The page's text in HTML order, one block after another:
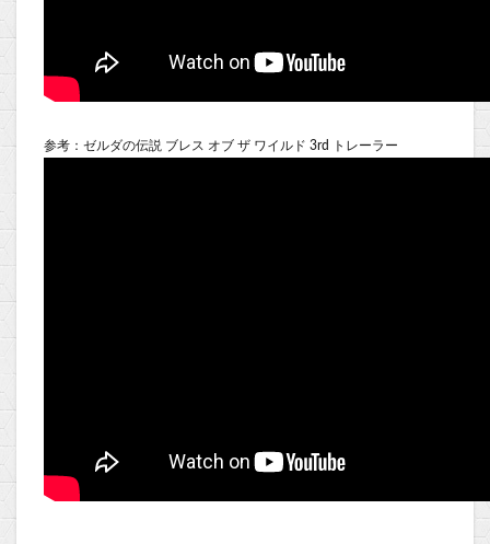
参考：ゼルダの伝説 ブレス オブ ザ ワイルド 3rd トレーラー